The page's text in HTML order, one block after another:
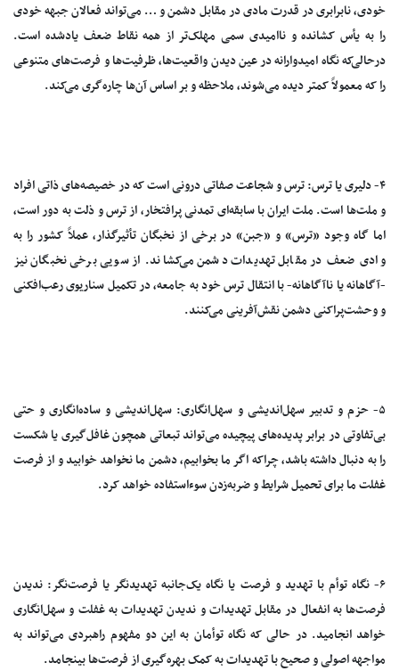
خودی، نابرابری در قدرت مادی در مقابل دشمن و … می‌تواند فعالان جبهه خودی
را به یأس کشانده و ناامیدی سمی مهلک‌تر از همه نقاط ضعف یادشده است.
درحالی‌که نگاه امیدوارانه در عین دیدن واقعیت‌ها، ظرفیت‌ها و فرصت‌های متنوعی
را که معمولاً کمتر دیده می‌شوند، ملاحظه و بر اساس آن‌ها چاره‌گری می‌کند.
۴- دلیری یا ترس: ترس و شجاعت صفاتی درونی است که در خصیصه‌های ذاتی افراد
و ملت‌ها است. ملت ایران با سابقه‌ای تمدنی پرافتخار، از ترس و ذلت به دور است،
اما گاه وجود «ترس» و «جبن» در برخی از نخبگان تأثیرگذار، عملاً کشور را به
وادی ضعف در مقابل تهدیدات دشمن می‌کشاند. از سویی برخی نخبگان نیز
-آگاهانه یا ناآگاهانه- با انتقال ترس خود به جامعه، در تکمیل سناریوی رعب‌افکنی
و وحشت‌پراکنی دشمن نقش‌آفرینی می‌کنند.
۵- حزم و تدبیر سهل‌اندیشی و سهل‌انگاری: سهل‌اندیشی و ساده‌انگاری و حتی
بی‌تفاوتی در برابر پدیده‌های پیچیده می‌تواند تبعاتی همچون غافل‌گیری یا شکست
را به دنبال داشته باشد، چراکه اگر ما بخوابیم، دشمن ما نخواهد خوابید و از فرصت
غفلت ما برای تحمیل شرایط و ضربه‌زدن سوءاستفاده خواهد کرد.
۶- نگاه توأم با تهدید و فرصت یا نگاه یک‌جانبه تهدیدنگر یا فرصت‌نگر: ندیدن
فرصت‌ها به انفعال در مقابل تهدیدات و ندیدن تهدیدات به غفلت و سهل‌انگاری
خواهد انجامید. در حالی که نگاه توأمان به این دو مفهوم راهبردی می‌تواند به
مواجهه اصولی و صحیح با تهدیدات به کمک بهره‌گیری از فرصت‌ها بینجامد.